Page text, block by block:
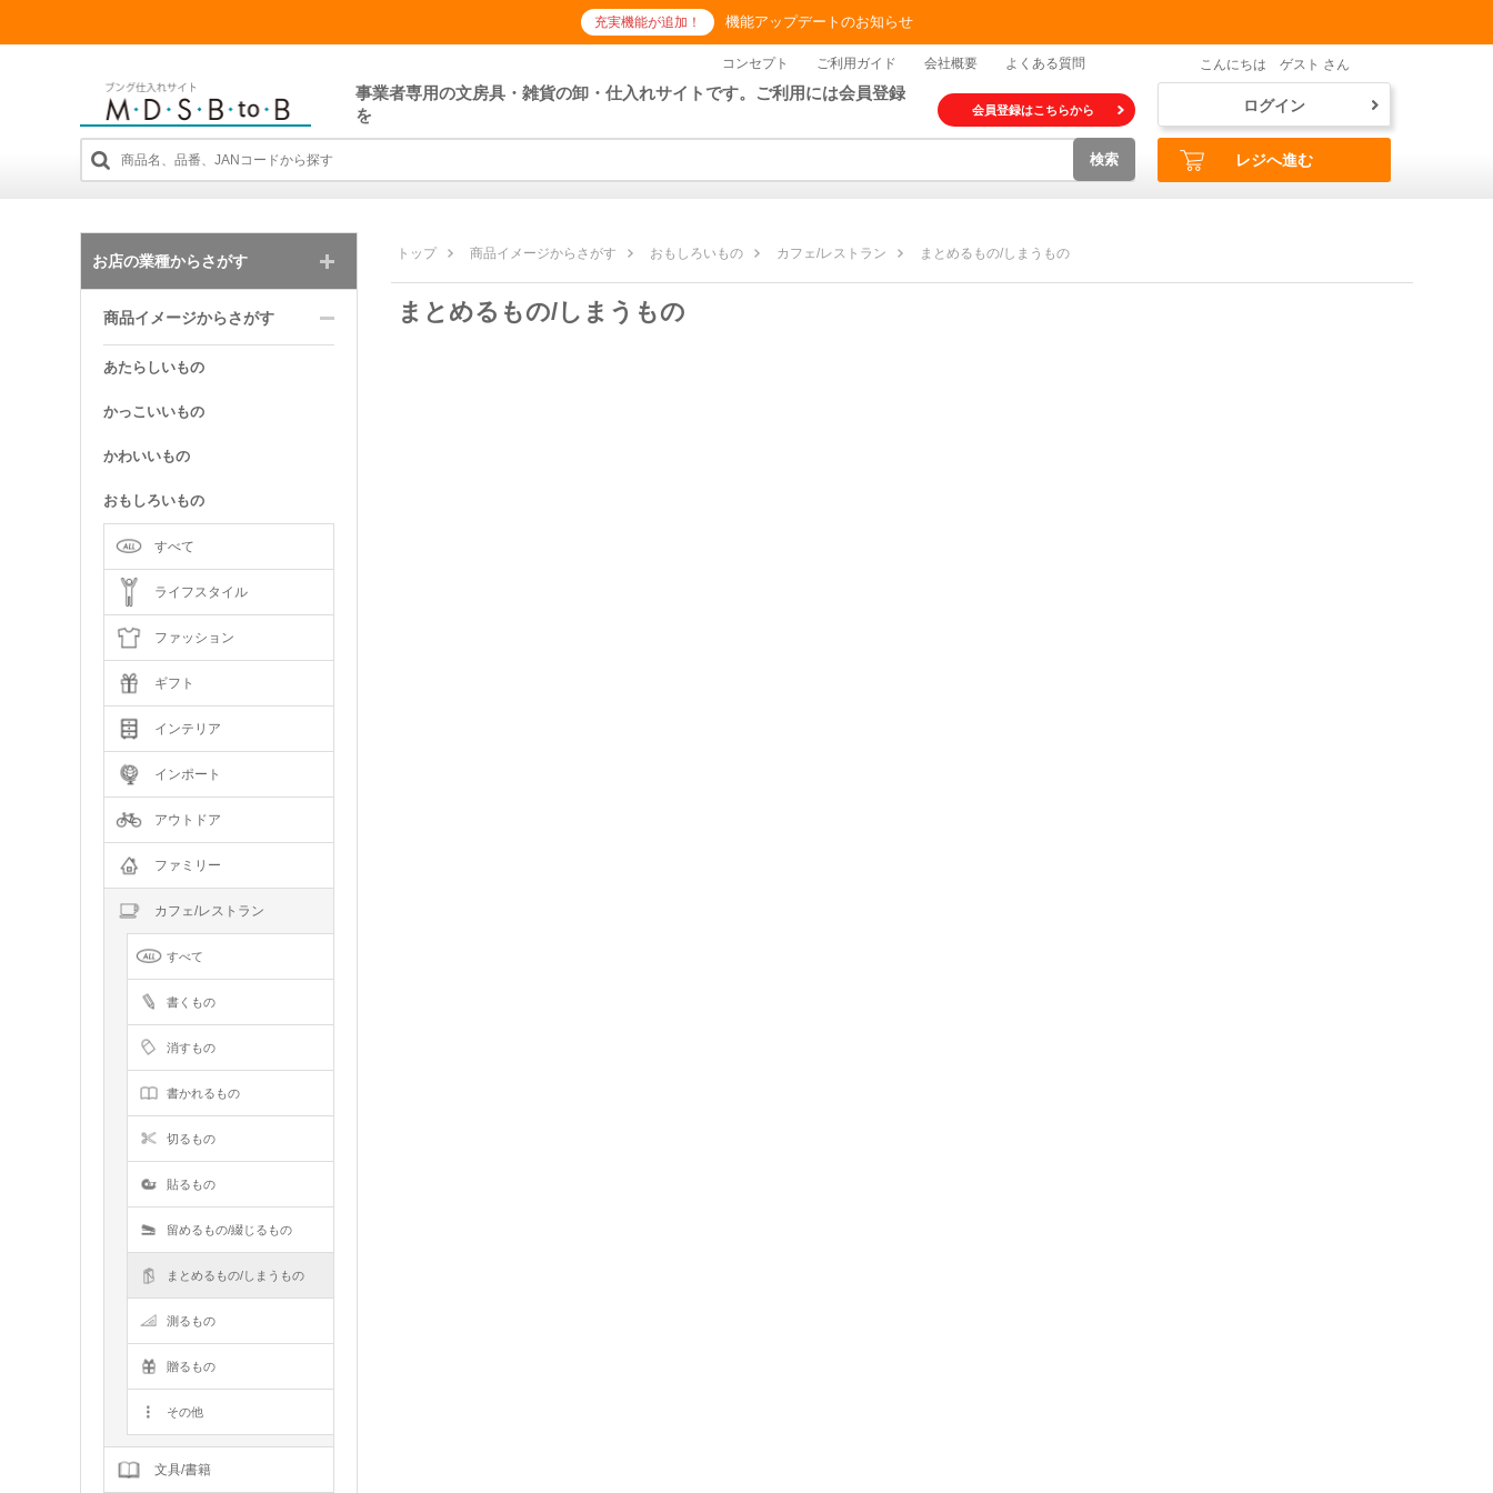
充実機能が追加！ 機能アップデートのお知らせ
コンセプト ご利用ガイド 会社概要 よくある質問
事業者専用の文房具・雑貨の卸・仕入れサイトです。ご利用には会員登録
を
会員登録はこちらから
検索
こんにちは ゲスト さん
ログイン
レジへ進む
トップ 商品イメージからさがす おもしろいもの カフェ/レストラン まとめるもの/しまうもの
まとめるもの/しまうもの
お店の業種からさがす
商品イメージからさがす
あたらしいもの
かっこいいもの
かわいいもの
おもしろいもの
すべて
ライフスタイル
ファッション
ギフト
インテリア
インポート
アウトドア
ファミリー
カフェ/レストラン
すべて
書くもの
消すもの
書かれるもの
切るもの
貼るもの
留めるもの/綴じるもの
まとめるもの/しまうもの
測るもの
贈るもの
その他
文具/書籍